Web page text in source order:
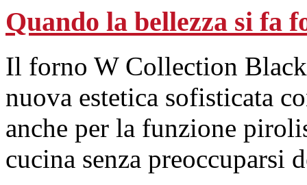
Quando la bellezza si fa
Il forno W Collection
nuova estetica sofisticata
anche per la funzione
cucina senza preoccuparsi